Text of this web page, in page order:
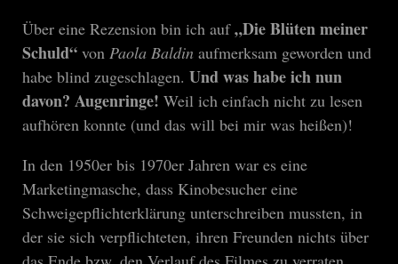
Über eine Rezension bin ich auf„Die Blüten meiner
Schuld“ von Paola Baldin aufmerksam geworden und
habe blind zugeschlagen. Und was habe ich nun
davon? Augenringe! Weil ich einfach nicht zu lesen
aufhören konnte (und das will bei mir was heißen)!
In den 1950er bis 1970er Jahren war es eine
Marketingmasche, dass Kinobesucher eine
Schweigepflichterklärung unterschreiben mussten, in
der sie sich verpflichteten, ihren Freunden nichts über